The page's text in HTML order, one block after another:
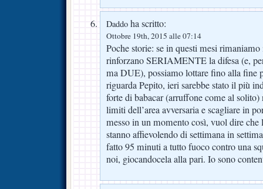
Daddo ha scritto:
Ottobre 19th, 2015 alle 07:14
Poche storie: se in questi mesi
rinforzano SERIAMENTE la difesa (e,
ma DUE), possiamo lottare fino alla fine
riguarda Pepito, ieri sarebbe stato il più
forte di babacar (arruffone come al solito)
limiti dell’area avversaria e scagliare in
messo in un momento così, vuol dire che
stanno affievolendo di settimana in
fatto 95 minuti a tutto fuoco contro una
noi, giocandocela alla pari. Io sono